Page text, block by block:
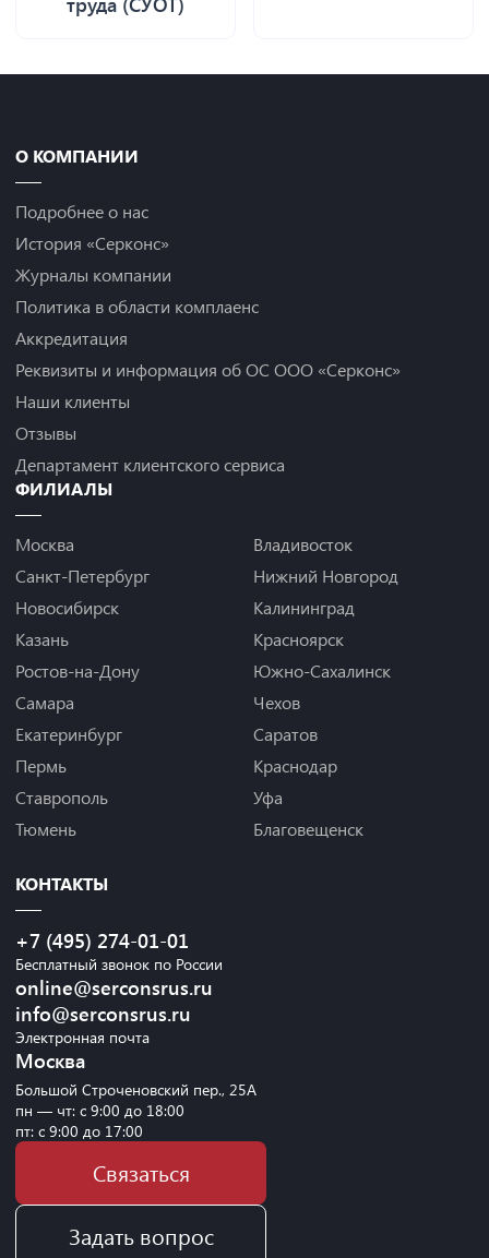
О КОМПАНИИ
Подробнее о нас
История «Серконс»
Журналы компании
Политика в области комплаенс
Аккредитация
Реквизиты и информация об ОС ООО «Серконс»
Наши клиенты
Отзывы
Департамент клиентского сервиса
ФИЛИАЛЫ
Москва
Санкт-Петербург
Новосибирск
Казань
Ростов-на-Дону
Самара
Екатеринбург
Пермь
Ставрополь
Тюмень
Владивосток
Нижний Новгород
Калининград
Красноярск
Южно-Сахалинск
Чехов
Саратов
Краснодар
Уфа
Благовещенск
КОНТАКТЫ
+7 (495) 274-01-01
Бесплатный звонок по России
online@serconsrus.ru
info@serconsrus.ru
Электронная почта
Москва
Большой Строченовский пер., 25А
пн — чт: с 9:00 до 18:00
пт: с 9:00 до 17:00
Связаться
Задать вопрос